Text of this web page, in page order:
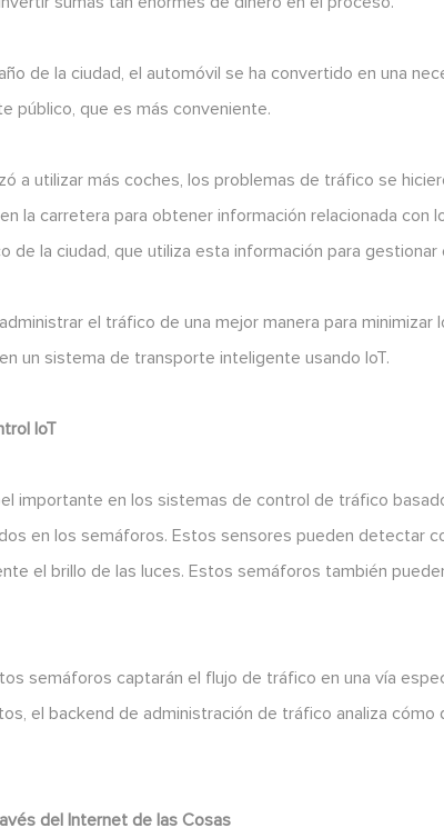
de la ciudad, el automóvil se ha convertido en una
público, que es más conveniente.
a utilizar más coches, los problemas de tráfico se
la carretera para obtener información relacionada con
de la ciudad, que utiliza esta información para gestionar
el tráfico de una mejor manera para
un sistema de transporte inteligente usando IoT.
IoT
importante en los sistemas de control de tráfico
en los semáforos. Estos sensores pueden detectar
el brillo de las luces. Estos semáforos también
semáforos captarán el flujo de tráfico en una vía
el backend de administración de tráfico analiza
del Internet de las Cosas